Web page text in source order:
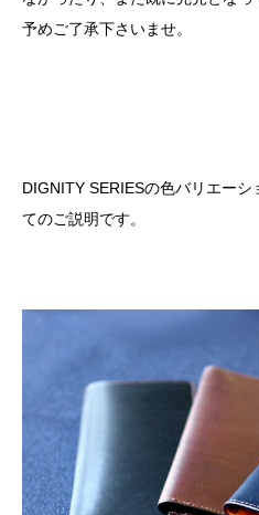
予めご了承下さいませ。
DIGNITY SERIESの色バリエー
てのご説明です。